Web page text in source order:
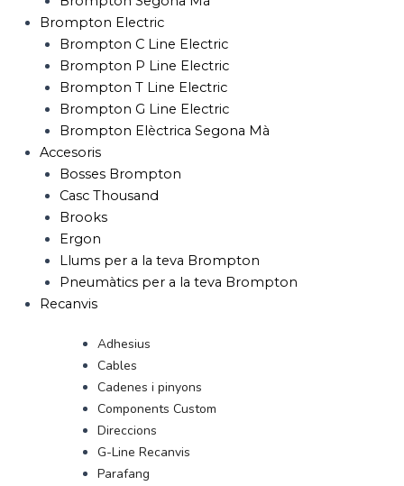
Brompton Electric
Brompton C Line Electric
Brompton P Line Electric
Brompton T Line Electric
Brompton G Line Electric
Brompton Elèctrica Segona Mà
Accesoris
Bosses Brompton
Casc Thousand
Brooks
Ergon
Llums per a la teva Brompton
Pneumàtics per a la teva Brompton
Recanvis
Adhesius
Cables
Cadenes i pinyons
Components Custom
Direccions
G-Line Recanvis
Parafang